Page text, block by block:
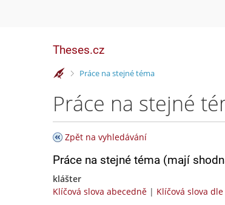
Theses.cz
>Práce na stejné téma
Práce na stejné
Zpět na vyhledávání
Práce na stejné téma (mají
klášter
Klíčová slova abecedně | Klíčová slova